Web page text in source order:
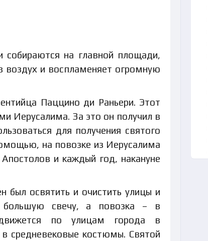
собираются на главной площади,
воздух и воспламеняет огромную
Паццино ди Раньери. Этот
Иерусалима. За это он получил в
для получения святого
на повозке из Иерусалима
и каждый год, накануне
был освятить и очистить улицы и
большую свечу, а повозка – в
движется по улицам города в
средневековые костюмы. Святой